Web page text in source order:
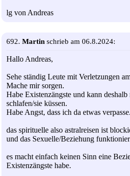
lg von Andreas
692. Martin schrieb am 06.8.2024:
Hallo Andreas,
Sehe ständig Leute mit Verletzungen
Mache mir sorgen.
Habe Existenzängste und kann
schlafen/sie küssen.
Habe Angst, dass ich da etwas verpasse.
das spirituelle also astralreisen ist
und das Sexuelle/Beziehung
es macht einfach keinen Sinn eine
Existenzängste habe.